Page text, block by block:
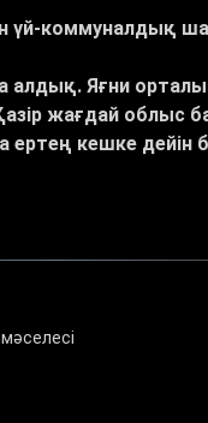
үй-коммуналдық
алдық. Яғни
жағдай облыс
кешке дейін